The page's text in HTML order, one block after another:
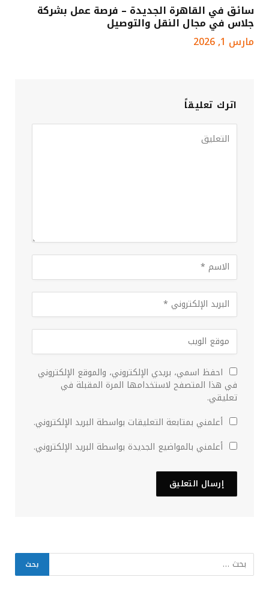
سائق في القاهرة الجديدة – فرصة عمل بشركة
جلاس في مجال النقل والتوصيل
مارس 1, 2026
اترك تعليقاً
احفظ اسمي، بريدي الإلكتروني، والموقع الإلكتروني
في هذا المتصفح لاستخدامها المرة المقبلة في
تعليقي.
أعلمني بمتابعة التعليقات بواسطة البريد الإلكتروني.
أعلمني بالمواضيع الجديدة بواسطة البريد الإلكتروني.